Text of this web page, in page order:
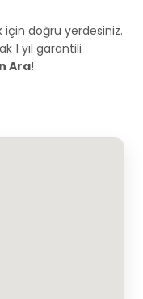
için doğru yerdesiniz.
1 yıl garantili
Ara!